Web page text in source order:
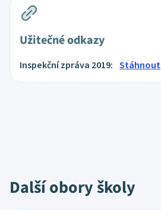
Užitečné odkazy
Inspekční zpráva 2019: Stáhnout
Další obory školy